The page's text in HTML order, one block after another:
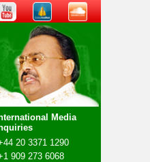
Media
20 3371 1290
909 273 6068